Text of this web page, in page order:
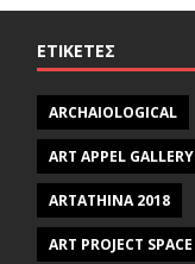
ΕΤΙΚΈΤΕΣ
ARCHAIOLOGICAL
ART APPEL GALLERY
ARTATHINA 2018
ART PROJECT SPACE